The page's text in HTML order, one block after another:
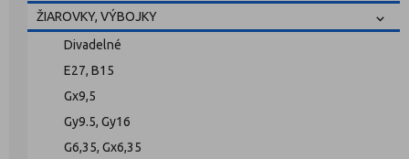
ŽIAROVKY, VÝBOJKY
Divadelné
E27, B15
Gx9,5
Gy9.5, Gy16
G6,35, Gx6,35